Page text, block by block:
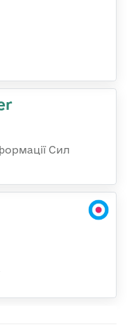
Сил